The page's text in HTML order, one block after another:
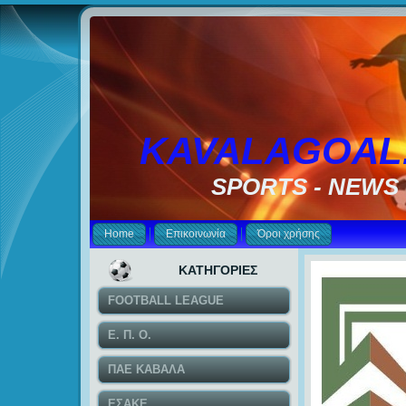
SPORTS - NEWS
Home Επικοινωνία Όροι χρήσης
ΚΑΤΗΓΟΡΙΕΣ
FOOTBALL LEAGUE
Ε. Π. Ο.
ΠΑΕ ΚΑΒΑΛΑ